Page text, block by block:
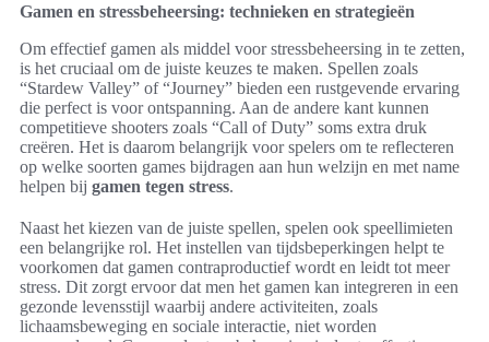
Gamen en stressbeheersing: technieken en strategieën
Om effectief gamen als middel voor stressbeheersing in te zetten,
is het cruciaal om de juiste keuzes te maken. Spellen zoals
“Stardew Valley” of “Journey” bieden een rustgevende ervaring
die perfect is voor ontspanning. Aan de andere kant kunnen
competitieve shooters zoals “Call of Duty” soms extra druk
creëren. Het is daarom belangrijk voor spelers om te reflecteren
op welke soorten games bijdragen aan hun welzijn en met name
helpen bij gamen tegen stress.
Naast het kiezen van de juiste spellen, spelen ook speellimieten
een belangrijke rol. Het instellen van tijdsbeperkingen helpt te
voorkomen dat gamen contraproductief wordt en leidt tot meer
stress. Dit zorgt ervoor dat men het gamen kan integreren in een
gezonde levensstijl waarbij andere activiteiten, zoals
lichaamsbeweging en sociale interactie, niet worden